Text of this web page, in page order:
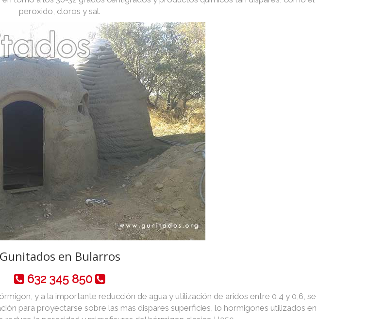
peroxido, cloros y sal.
Gunitados en Bularros
632 345 850
y a la importante reducción de agua y utilización de aridos entre 0,4 y 0,6, se
para proyectarse sobre las mas dispares superficies, lo hormigones utilizados en